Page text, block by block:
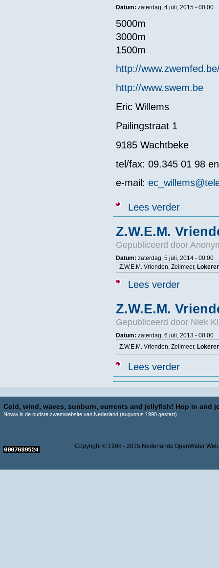
Datum: zaterdag, 4 juli, 2015 - 00:00
5000m
3000m
1500m
http://
http://www.swem.be
Eric Willems
Pailingstraat 1
9185 Wachtbeke
tel/fax: 09.345 01 98
e-mail:
Lees verderover
Z.W.E.M.
Gepubliceerd door
Datum: zaterdag, 5 juli, 2014 - 00:00
Z.W.E.M. Vrienden, Zeilmeer,
Lees verderover
Z.W.E.M.
Gepubliceerd door Niek
Datum: zaterdag, 6 juli, 2013 - 00:00
Z.W.E.M. Vrienden, Zeilmeer,
Lees verderover
Cold, wind, waves, sunburn, currents and jellyfish! Hop in and
Noww is de oudste zwemwebsite van Nederland (augustus 1998 gestart)
Copyright © 1998 - 2015 Nederlands OpenWater